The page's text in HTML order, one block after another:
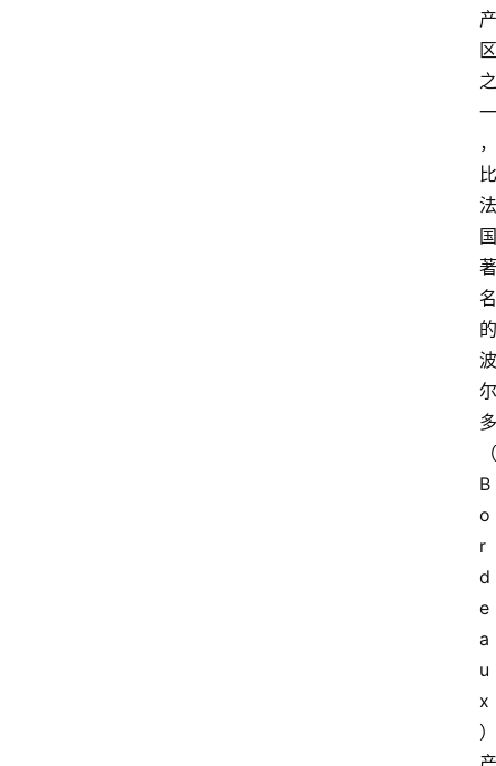
产
区
之
一
，
比
法
国
著
名
的
波
尔
多
（
B
o
r
d
e
a
u
x
）